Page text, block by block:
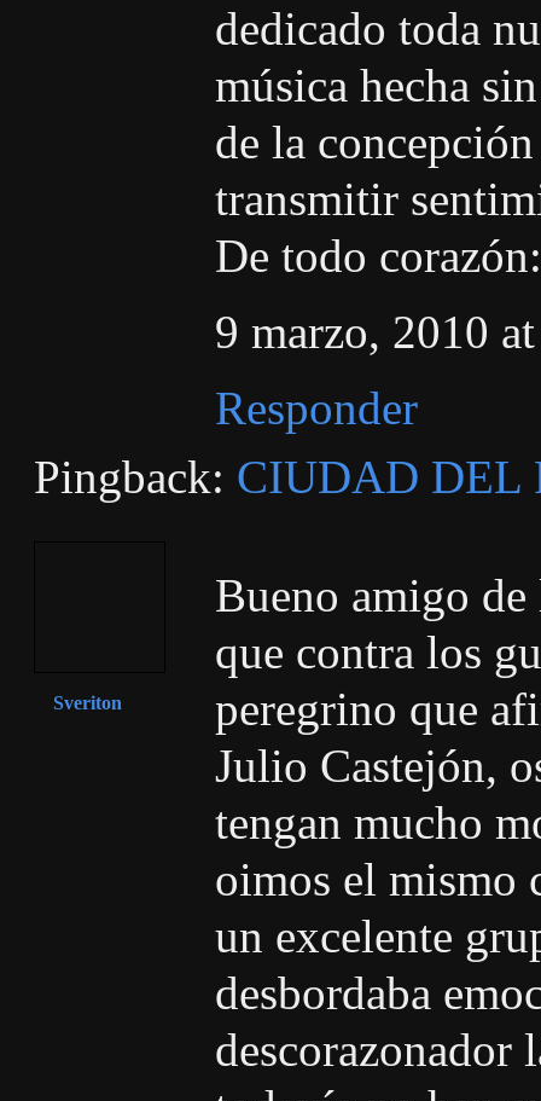
dedicado toda
música hecha
de la
transmitir
De todo
9 marzo, 2010
Responder
Pingback: CIUDAD DEL
Sveriton
Bueno amigo
que contra los
peregrino que
Julio Castejón,
tengan mucho
oimos el mismo
un excelente
desbordaba
descorazonador